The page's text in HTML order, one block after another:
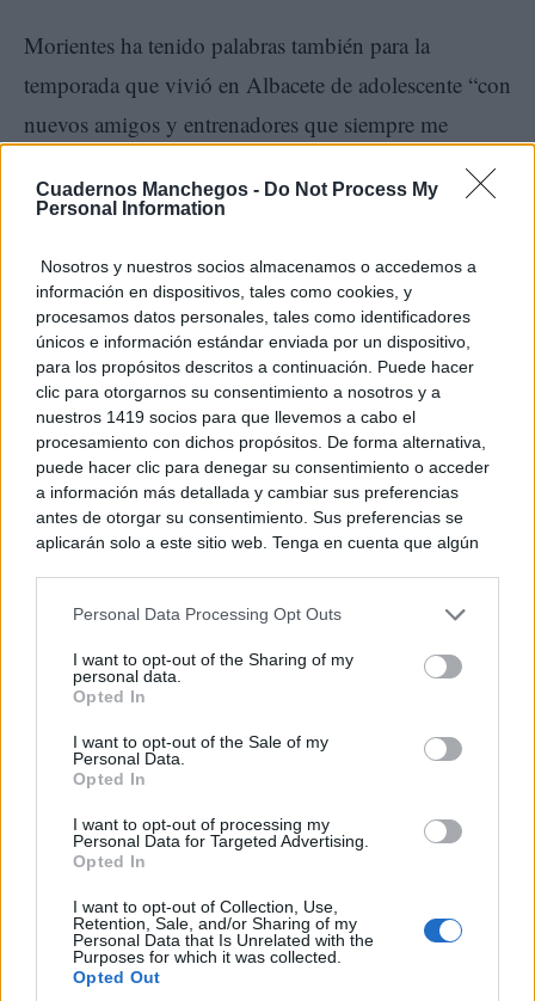
Cuadernos Manchegos - Do Not Process My
Personal Information
Nosotros y nuestros socios almacenamos o accedemos a
información en dispositivos, tales como cookies, y
procesamos datos personales, tales como identificadores
únicos e información estándar enviada por un dispositivo,
para los propósitos descritos a continuación. Puede hacer
clic para otorgarnos su consentimiento a nosotros y a
nuestros 1419 socios para que llevemos a cabo el
procesamiento con dichos propósitos. De forma alternativa,
puede hacer clic para denegar su consentimiento o acceder
a información más detallada y cambiar sus preferencias
antes de otorgar su consentimiento. Sus preferencias se
aplicarán solo a este sitio web. Tenga en cuenta que algún
rechazar tal procesamiento. Puede cambiar sus preferencias
a este sitio y haciendo clic en el botón "Privacidad" en la
parte inferior de la página web.
Please note that this website/app uses one or more Google
services and may gather and store information including but
not limited to your visit or usage behaviour. You may click to
use your data for below specified purposes in below Google
consent section.
Personal Data Processing Opt Outs
I want to opt-out of the Sharing of my
personal data.
Opted In
I want to opt-out of the Sale of my
Personal Data.
Opted In
I want to opt-out of processing my
Personal Data for Targeted Advertising.
Opted In
I want to opt-out of Collection, Use,
Retention, Sale, and/or Sharing of my
Personal Data that Is Unrelated with the
Purposes for which it was collected.
Opted Out
Morientes ha tenido palabras también para la
temporada que vivió en Albacete de adolescente “con
nuevos amigos y entrenadores que siempre me
llevaron por el camino correcto” y ha abogado por
no olvidar nunca de dónde se viene, “yo lo hago de
enseñaron el valor del esfuerzo”.
Fernando Morientes se ha comprometido a “seguir
allá donde vaya, porque uno nunca deja de
ha agradecido a Castilla-La Mancha “este inmenso
honor”.